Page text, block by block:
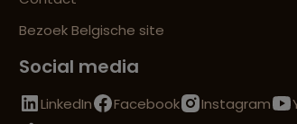
Bezoek Belgische site
Social media
LinkedIn Facebook Instagram